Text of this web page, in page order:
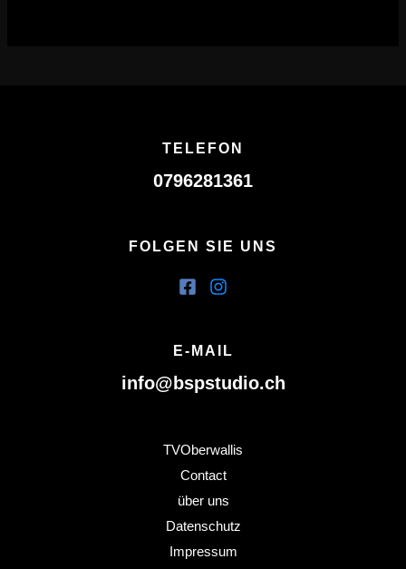
TELEFON
0796281361
FOLGEN SIE UNS
E-MAIL
info@bspstudio.ch
TVOberwallis
Contact
über uns
Datenschutz
Impressum